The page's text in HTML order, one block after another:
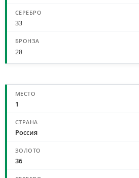
33
28
МЕДАЛЬНЫЙ ЗАЧЕТ ПО СТРАНАМ
1
Россия
36